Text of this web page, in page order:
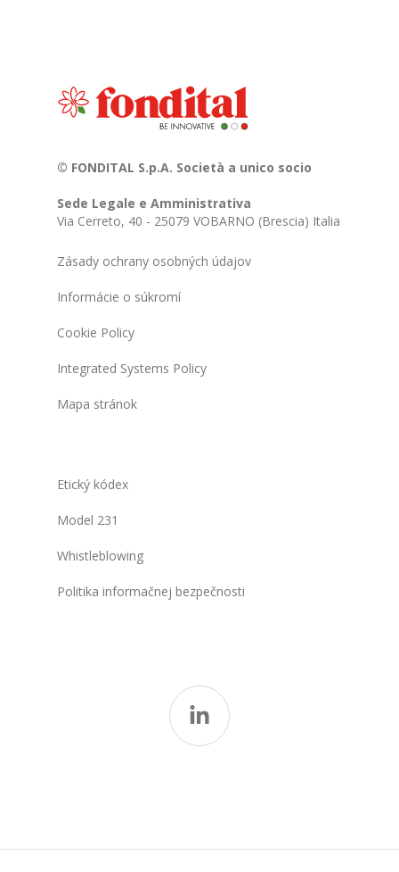
© FONDITAL S.p.A. Società a unico socio
Sede Legale e Amministrativa
Via Cerreto, 40 - 25079 VOBARNO (Brescia) Italia
Zásady ochrany osobných údajov
Informácie o súkromí
Cookie Policy
Integrated Systems Policy
Mapa stránok
Etický kódex
Model 231
Whistleblowing
Politika informačnej bezpečnosti